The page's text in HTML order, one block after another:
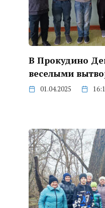
В Прокудино
веселыми
01.04.2025